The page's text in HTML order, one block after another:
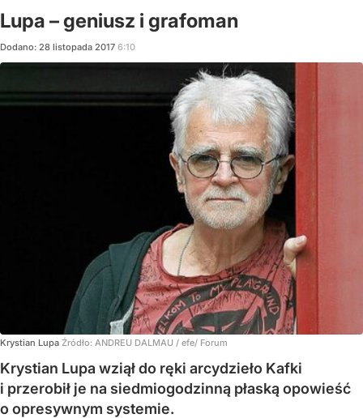
Lupa – geniusz i grafoman
Dodano: 28 listopada 2017 6:10
Krystian Lupa Źródło: ANDREU DALMAU / efe/ Forum
Krystian Lupa wziął do ręki arcydzieło Kafki
i przerobił je na siedmiogodzinną płaską opowieść
o opresywnym systemie.